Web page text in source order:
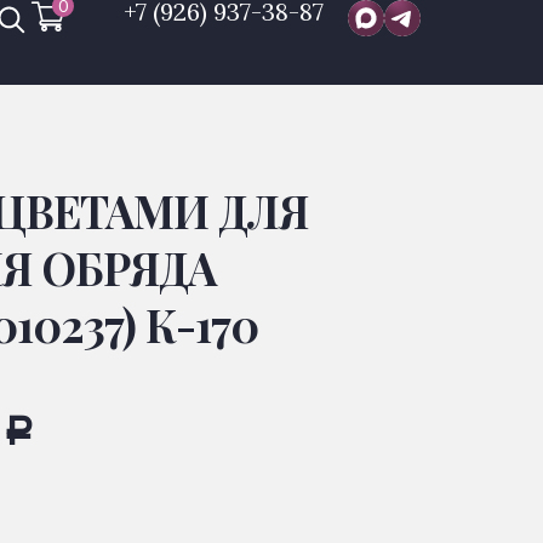
0 +7 (926) 937-38-87
ДЛЯ
ОБРЯДА
К-170
Р